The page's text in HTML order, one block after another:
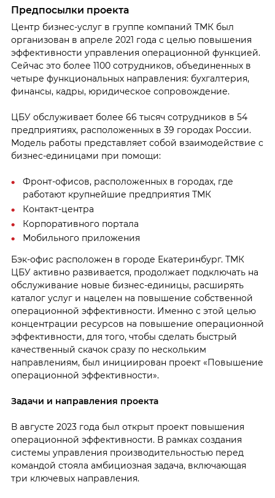
Предпосылки проекта
Центр бизнес-услуг в группе компаний ТМК был
организован в апреле 2021 года с целью повышения
эффективности управления операционной функцией.
Сейчас это более 1100 сотрудников, объединенных в
четыре функциональных направления: бухгалтерия,
финансы, кадры, юридическое сопровождение.
ЦБУ обслуживает более 66 тысяч сотрудников в 54
предприятиях, расположенных в 39 городах России.
Модель работы представляет собой взаимодействие с
бизнес-единицами при помощи:
Фронт-офисов, расположенных в городах, где
работают крупнейшие предприятия ТМК
Контакт-центра
Корпоративного портала
Мобильного приложения
Бэк-офис расположен в городе Екатеринбург. ТМК
ЦБУ активно развивается, продолжает подключать на
обслуживание новые бизнес-единицы, расширять
каталог услуг и нацелен на повышение собственной
операционной эффективности. Именно с этой целью
концентрации ресурсов на повышение операционной
эффективности, для того, чтобы сделать быстрый
качественный скачок сразу по нескольким
направлениям, был инициирован проект «Повышение
операционной эффективности».
Задачи и направления проекта
В августе 2023 года был открыт проект повышения
операционной эффективности. В рамках создания
системы управления производительностью перед
командой стояла амбициозная задача, включающая
три ключевых направления.